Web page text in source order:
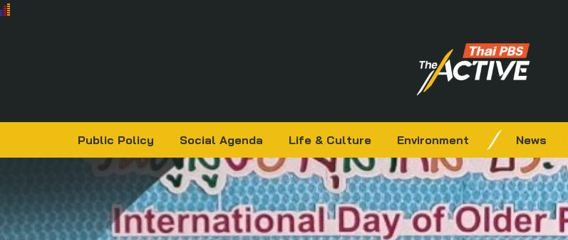
Public Policy Social Agenda Life & Culture Environment News